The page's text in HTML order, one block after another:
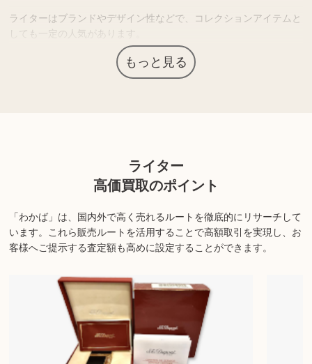
ライターはブランドやデザイン性などで、コレクションアイテムと
しても一定の人気があります。
人気ブランドやレアモデルは需要も高く、高価買取につながる場合
商品の状態や内容によっては、お買取できない場合がございま
す。詳しくは店舗までお問い合わせください。
もっと見る
ライター
高価買取のポイント
「わかば」は、国内外で高く売れるルートを徹底的にリサーチして
います。 これら販売ルートを活用することで高額取引を実現し、お
客様へご提示する査定額も高めに設定することができます。